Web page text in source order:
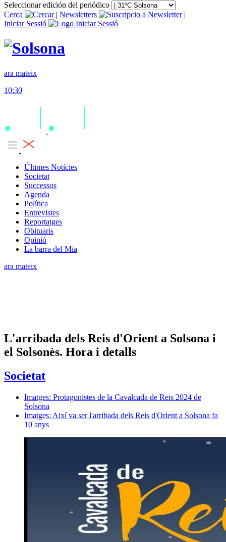
Seleccionar edición del periódico
Cerca
| Newsletters
|
Iniciar Sessió
ara mateix
10:30
Últimes Notícies
Societat
Successos
Agenda
Política
Entrevistes
Reportatges
Obituaris
Opinió
La barra del Mia
ara mateix
L'arribada dels Reis d'Orient a Solsona i
el Solsonès. Hora i detalls
Societat
Imatges: Protagonistes de la Cavalcada de Reis 2024 de
Solsona
Imatges: Així va ser l'arribada dels Reis d'Orient a Solsona fa
10 anys